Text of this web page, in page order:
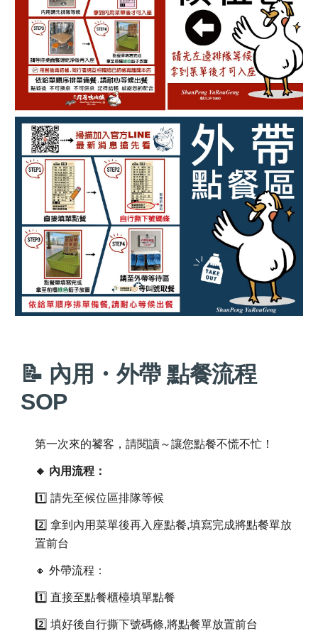
📝 內用・外帶 點餐流程
SOP
第一次來的饕客，請閱讀～讓您點餐不慌不忙！
🔸 內用流程：
1️⃣ 請先至候位區排隊等候
2️⃣ 拿到內用菜單後再入座點餐,填寫完成將點餐單放
置前台
🔸 外帶流程：
1️⃣ 直接至點餐櫃檯填單點餐
2️⃣ 填好後自行撕下號碼條,將點餐單放置前台